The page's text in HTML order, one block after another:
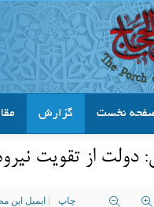
نخست گزارش
دولت از تقویت
چاپ ایمیل این